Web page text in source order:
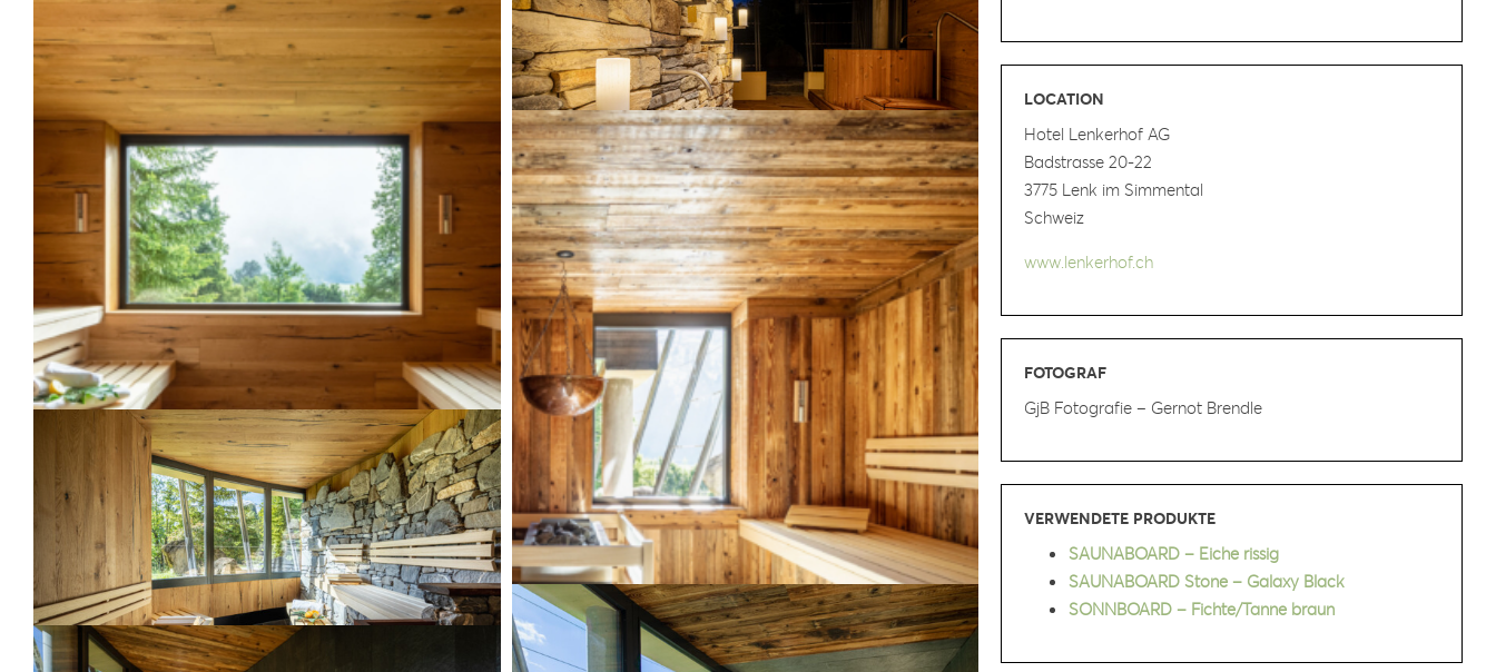
LOCATION
Hotel Lenkerhof AG
Badstrasse 20-22
3775 Lenk im Simmental
Schweiz
www.lenkerhof.ch
FOTOGRAF
GjB Fotografie – Gernot Brendle
VERWENDETE PRODUKTE
SAUNABOARD – Eiche rissig
SAUNABOARD Stone – Galaxy Black
SONNBOARD – Fichte/Tanne braun